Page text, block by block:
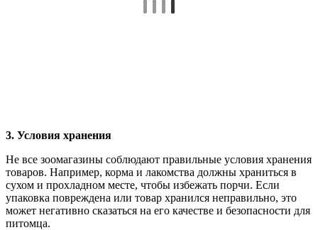
3. Условия хранения
Не все зоомагазины соблюдают правильные условия хранения
товаров. Например, корма и лакомства должны храниться в
сухом и прохладном месте, чтобы избежать порчи. Если
упаковка повреждена или товар хранился неправильно, это
может негативно сказаться на его качестве и безопасности для
питомца.